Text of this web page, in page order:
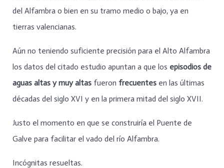
del Alfambra o bien en su tramo medio o bajo, ya en
tierras valencianas.
Aún no teniendo suficiente precisión para el Alto Alfambra
los datos del citado estudio apuntan a que los episodios de
aguas altas y muy altas fueron frecuentes en las últimas
décadas del siglo XVI y en la primera mitad del siglo XVII.
Justo el momento en que se construiría el Puente de
Galve para facilitar el vado del río Alfambra.
Incógnitas resueltas.